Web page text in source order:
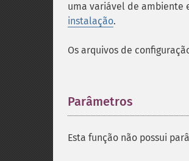
uma variável de ambiente
instalação.
Os arquivos de
Parâmetros
Esta função não possui